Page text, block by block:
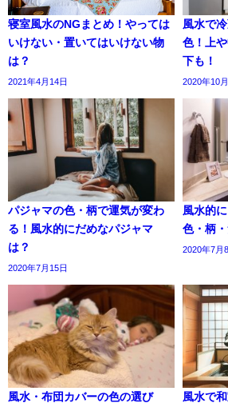
寝室風水のNGまとめ！やっては
いけない・置いてはいけない物
は？
2021年4月14日
風水で
色！上
下も！
2020年10
パジャマの色・柄で運気が変わ
る！風水的にだめなパジャマ
は？
2020年7月15日
風水的
色・柄
2020年7月
風水・布団カバーの色の選び
風水で